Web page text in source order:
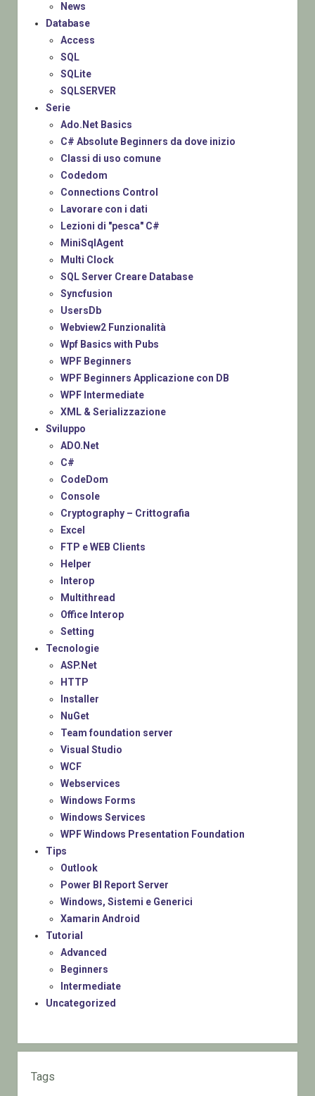
News
Database
Access
SQL
SQLite
SQLSERVER
Serie
Ado.Net Basics
C# Absolute Beginners da dove inizio
Classi di uso comune
Codedom
Connections Control
Lavorare con i dati
Lezioni di "pesca" C#
MiniSqlAgent
Multi Clock
SQL Server Creare Database
Syncfusion
UsersDb
Webview2 Funzionalità
Wpf Basics with Pubs
WPF Beginners
WPF Beginners Applicazione con DB
WPF Intermediate
XML & Serializzazione
Sviluppo
ADO.Net
C#
CodeDom
Console
Cryptography – Crittografia
Excel
FTP e WEB Clients
Helper
Interop
Multithread
Office Interop
Setting
Tecnologie
ASP.Net
HTTP
Installer
NuGet
Team foundation server
Visual Studio
WCF
Webservices
Windows Forms
Windows Services
WPF Windows Presentation Foundation
Tips
Outlook
Power BI Report Server
Windows, Sistemi e Generici
Xamarin Android
Tutorial
Advanced
Beginners
Intermediate
Uncategorized
Tags